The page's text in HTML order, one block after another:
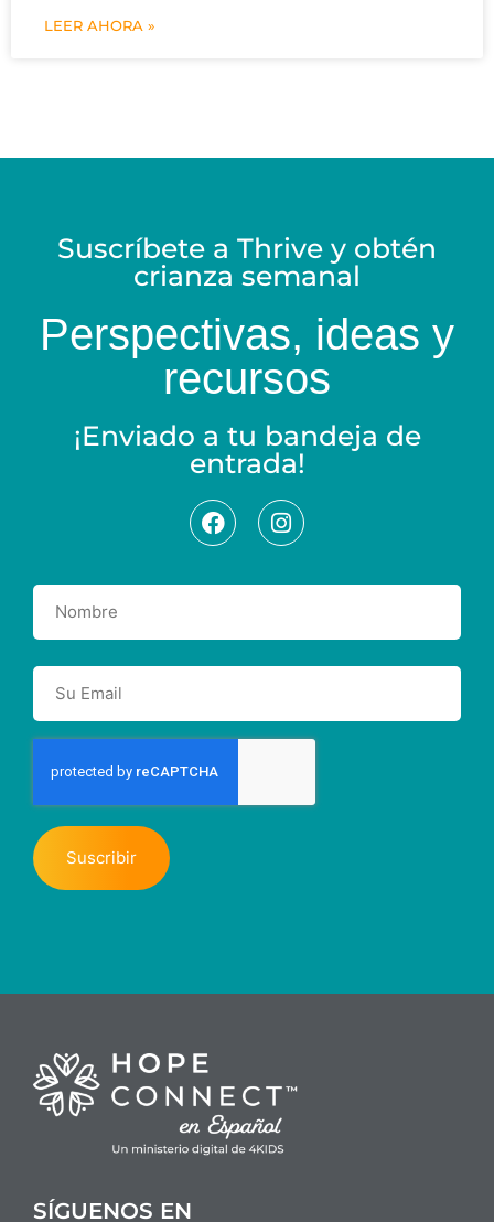
LEER AHORA »
Suscríbete a Thrive y obtén
crianza semanal
Perspectivas, ideas y
recursos
¡Enviado a tu bandeja de
entrada!
SÍGUENOS EN